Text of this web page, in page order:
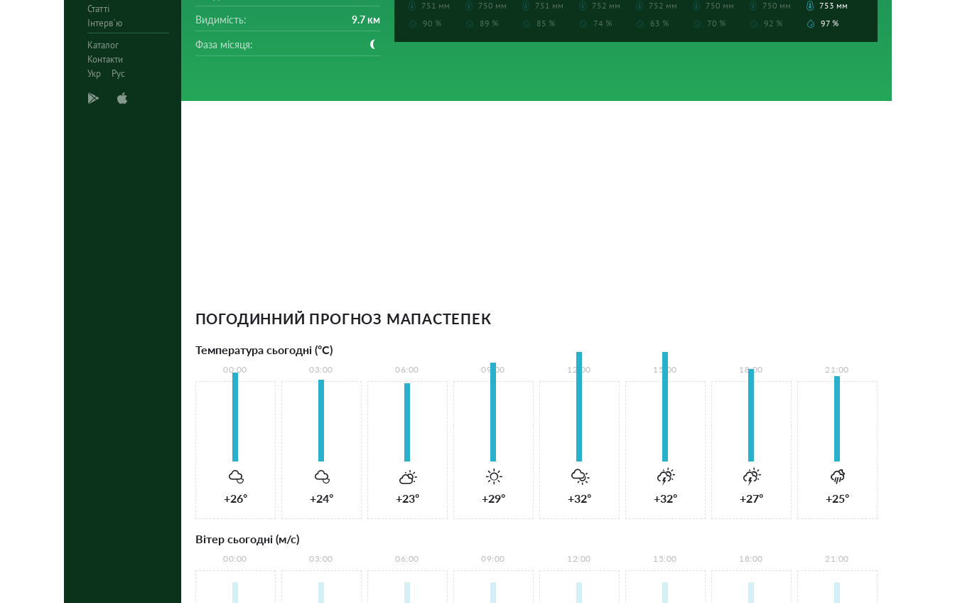
Статті
Інтерв`ю
Каталог
Контакти
Укр
Рус
Видимість: 9.7 км
Фаза місяця:
751 мм
90 %
750 мм
89 %
751 мм
85 %
752 мм
74 %
752 мм
63 %
750 мм
70 %
750 мм
92 %
753 мм
97 %
ПОГОДИННИЙ ПРОГНОЗ МАПАСТЕПЕК
Температура сьогодні (°С)
00:00
+26°
03:00
+24°
06:00
+23°
09:00
+29°
12:00
+32°
15:00
+32°
18:00
+27°
21:00
+25°
Вітер сьогодні (м/с)
00:00 03:00 06:00 09:00 12:00 15:00 18:00 21:00